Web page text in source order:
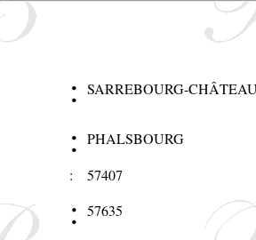
: SARREBOURG-
: PHALSBOURG
:
57407
: 57635